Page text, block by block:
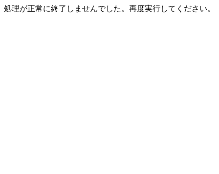
処理が正常に終了しませんでした。再度実行してください。